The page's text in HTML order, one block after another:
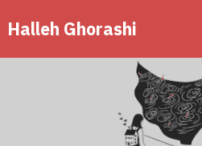
Halleh Ghorashi